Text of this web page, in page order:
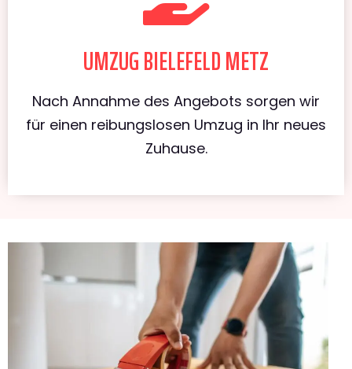
UMZUG BIELEFELD METZ
Nach Annahme des Angebots sorgen wir
für einen reibungslosen Umzug in Ihr neues
Zuhause.